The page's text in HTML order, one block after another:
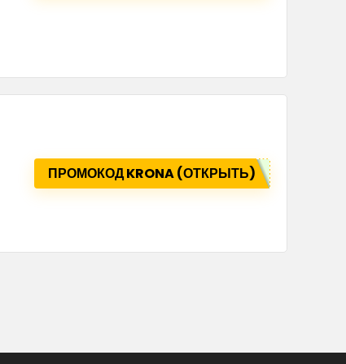
ПРОМОКОД KRONA (ОТКРЫТЬ)